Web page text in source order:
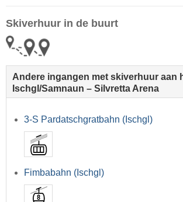
Skiverhuur in de buurt
Andere ingangen met skiverhuur aan
Ischgl/​Samnaun – Silvretta Arena
3-S Pardatschgratbahn (Ischgl)
Fimbabahn (Ischgl)